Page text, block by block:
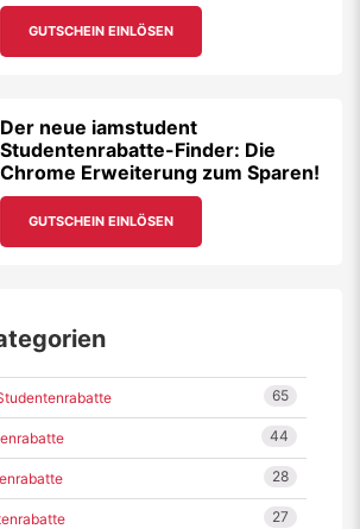
GUTSCHEIN EINLÖSEN
Der neue iamstudent
Studentenrabatte-Finder: Die
Chrome Erweiterung zum Sparen!
GUTSCHEIN EINLÖSEN
65
44
28
27